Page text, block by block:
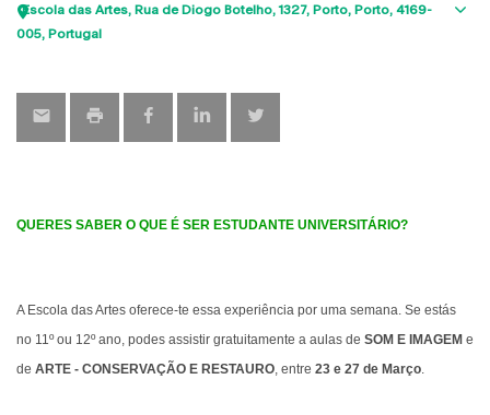
Escola das Artes Rua de Diogo Botelho, 1327 Porto Porto 4169-
005 Portugal
QUERES SABER O QUE É SER ESTUDANTE UNIVERSITÁRIO?
A Escola das Artes oferece-te essa experiência por uma semana. Se estás
no 11º ou 12º ano, podes assistir gratuitamente a aulas de SOM E IMAGEM e
de ARTE - CONSERVAÇÃO E RESTAURO , entre 23 e 27 de Março